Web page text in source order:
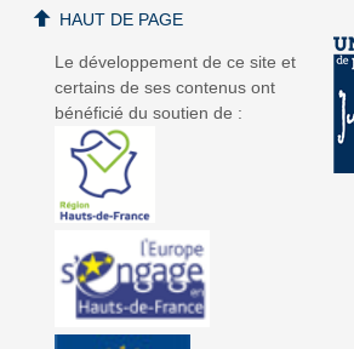
Le développement de ce site et
certains de ses contenus ont
bénéficié du soutien de :
HAUT DE PAGE